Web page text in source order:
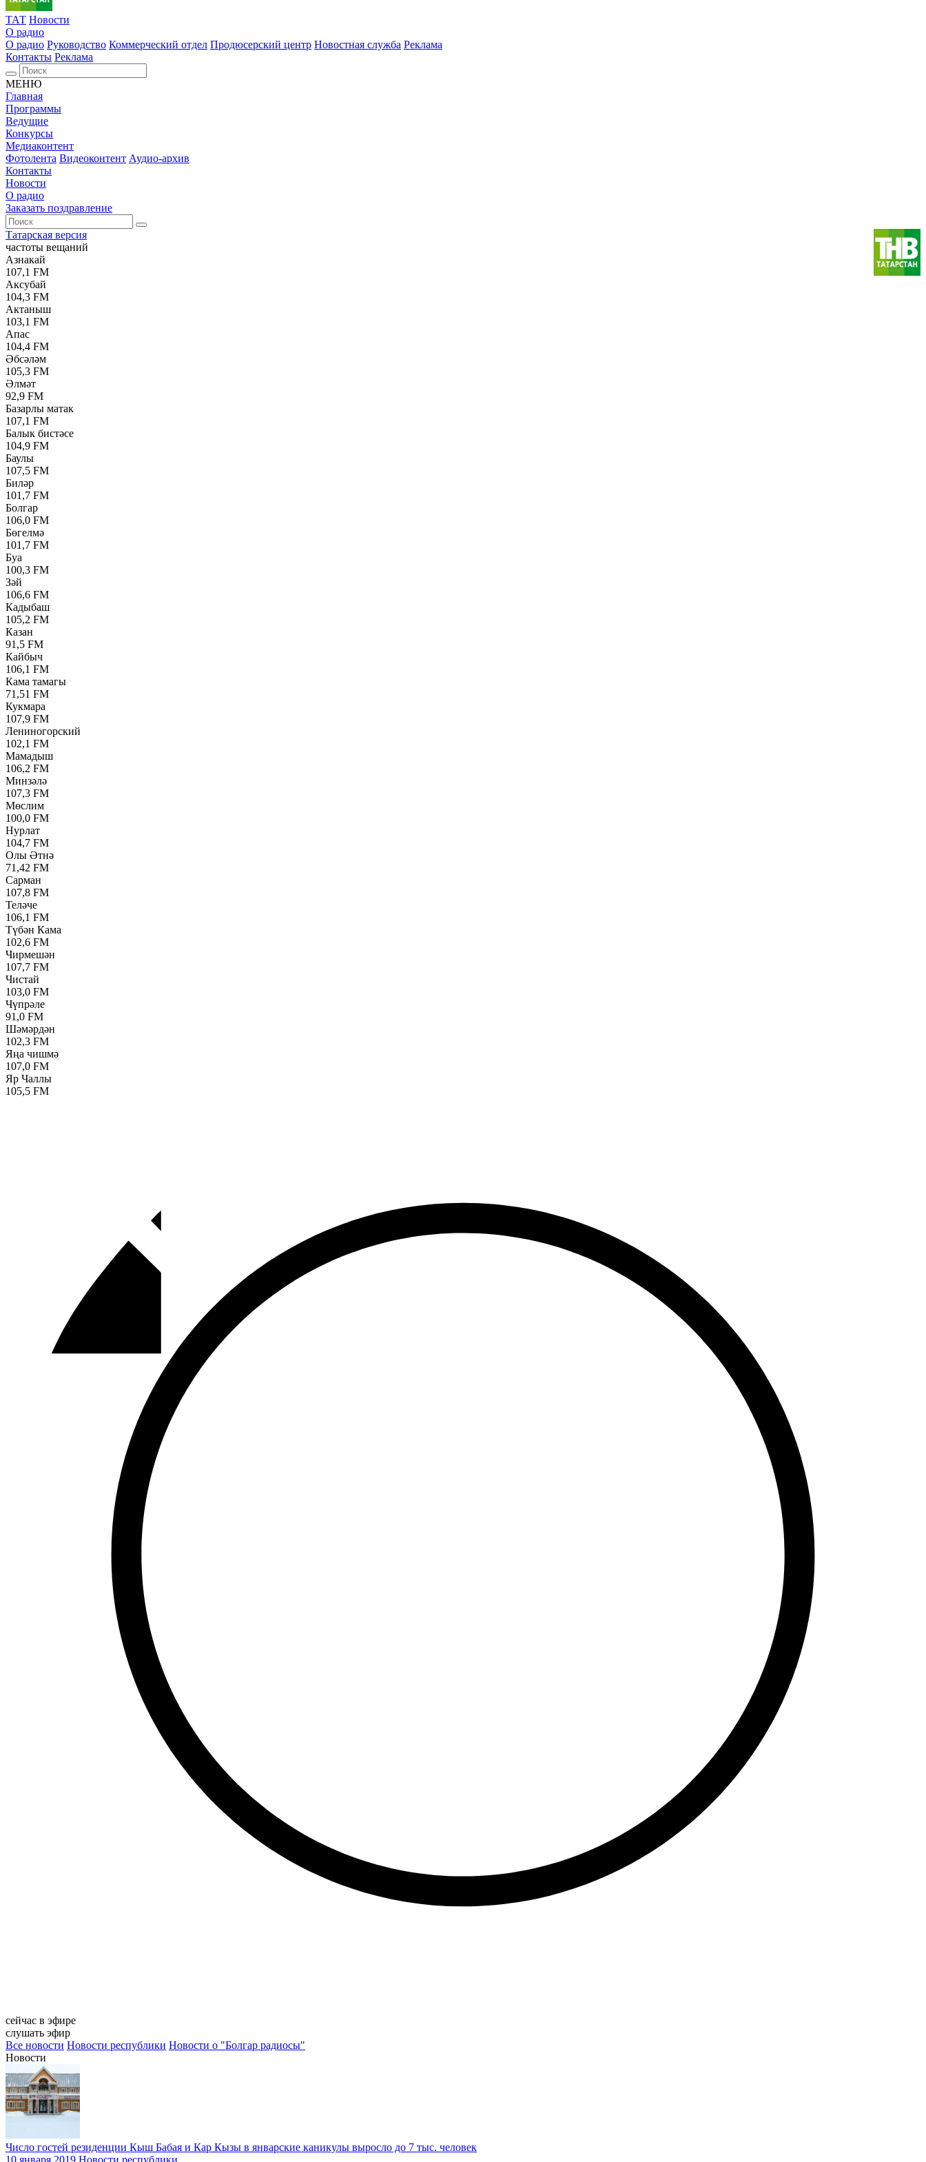
ТАТ Новости
О радио
О радио Руководство Коммерческий отдел Продюсерский центр Новостная служба Реклама
Контакты Реклама
МЕНЮ
Главная
Программы
Ведущие
Конкурсы
Медиаконтент
Фотолента Видеоконтент Аудио-архив
Контакты
Новости
О радио
Заказать поздравление
Татарская версия
частоты вещаний
Азнакай
107,1 FM
Аксубай
104,3 FM
Актаныш
103,1 FM
Апас
104,4 FM
Әбсәләм
105,3 FM
Әлмәт
92,9 FM
Базарлы матак
107,1 FM
Балык бистәсе
104,9 FM
Баулы
107,5 FM
Биләр
101,7 FM
Болгар
106,0 FM
Бөгелмә
101,7 FM
Буа
100,3 FM
Зәй
106,6 FM
Кадыбаш
105,2 FM
Казан
91,5 FM
Кайбыч
106,1 FM
Кама тамагы
71,51 FM
Кукмара
107,9 FM
Лениногорский
102,1 FM
Мамадыш
106,2 FM
Минзәлә
107,3 FM
Мөслим
100,0 FM
Нурлат
104,7 FM
Олы Әтнә
71,42 FM
Сарман
107,8 FM
Теләче
106,1 FM
Түбән Кама
102,6 FM
Чирмешән
107,7 FM
Чистай
103,0 FM
Чүпрәле
91,0 FM
Шәмәрдән
102,3 FM
Яңа чишмә
107,0 FM
Яр Чаллы
105,5 FM
сейчас в эфире
слушать эфир
Все новости Новости республики Новости о "Болгар радиосы"
Новости
Число гостей резиденции Кыш Бабая и Кар Кызы в январские каникулы выросло до 7 тыс. человек